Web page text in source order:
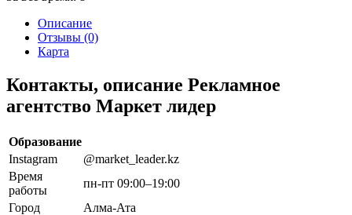
Описание
Отзывы (0)
Карта
Контакты, описание Рекламное
агентство Маркет лидер
Образование
Instagram
@market_leader.kz
Время
работы
пн-пт 09:00–19:00
Город
Алма-Ата